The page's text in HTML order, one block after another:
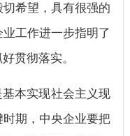
希望，具有很强的
工作进一步指明了
贯彻落实。
本实现社会主义现
期，中央企业要把